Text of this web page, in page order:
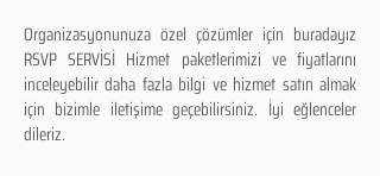
Organizasyonunuza özel çözümler için buradayız
RSVP SERVİSİ Hizmet paketlerimizi ve fiyatlarını
inceleyebilir daha fazla bilgi ve hizmet satın almak
için bizimle iletişime geçebilirsiniz. İyi eğlenceler
dileriz.